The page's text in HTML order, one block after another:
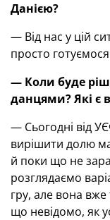
Данією?
— Від нас у цій
просто
— Коли буде
данцями? Які є
— Сьогодні від
вирішити долю
й поки що не
розглядаємо
гру, але вона вже
що невідомо, як